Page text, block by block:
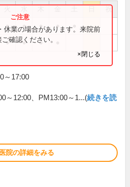
祝
● ● ● ●
● ● ●
休業の場合があります。来院前
確認ください。
×閉じる
～17:00
～12:00、PM13:00～1...(続きを読
院の詳細をみる